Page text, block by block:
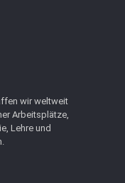
wir weltweit
Arbeitsplätze,
Lehre und